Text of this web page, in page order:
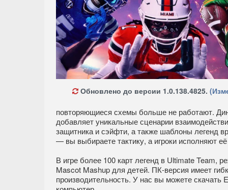
Обновлено до версии 1.0.138.4825.
повторяющиеся схемы больше не работают.
добавляет уникальные сценарии
защитника и сэйфти, а также шаблоны легенд
— вы выбираете тактику, а игроки исполняют
В игре более 100 карт легенд в Ultimate Team,
Mascot Mashup для детей. ПК-версия имеет
производительность. У нас вы можете